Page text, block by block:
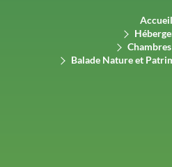
Accueil
Balade Nature et